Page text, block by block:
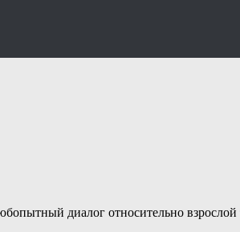
диалог относительно